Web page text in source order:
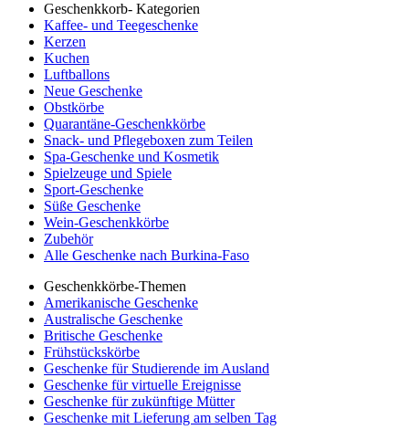
Geschenkkorb- Kategorien
Kaffee- und Teegeschenke
Kerzen
Kuchen
Luftballons
Neue Geschenke
Obstkörbe
Quarantäne-Geschenkkörbe
Snack- und Pflegeboxen zum Teilen
Spa-Geschenke und Kosmetik
Spielzeuge und Spiele
Sport-Geschenke
Süße Geschenke
Wein-Geschenkkörbe
Zubehör
Alle Geschenke nach Burkina-Faso
Geschenkkörbe-Themen
Amerikanische Geschenke
Australische Geschenke
Britische Geschenke
Frühstückskörbe
Geschenke für Studierende im Ausland
Geschenke für virtuelle Ereignisse
Geschenke für zukünftige Mütter
Geschenke mit Lieferung am selben Tag